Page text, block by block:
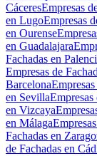
CáceresEmpresas
en LugoEmpresas
en Ourense
en Guadalajara
Fachadas en
Empresas de
Barcelona
en Sevilla
en Vizcaya
en Málaga
Fachadas en
de Fachadas en